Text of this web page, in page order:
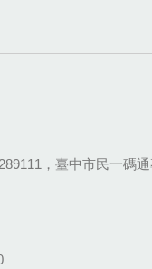
，臺中市民一碼